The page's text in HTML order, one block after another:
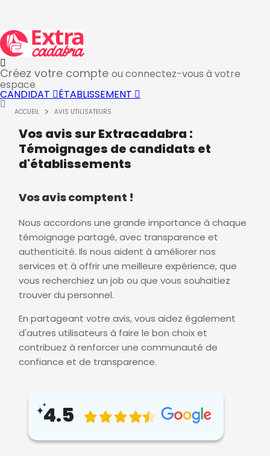
Créez votre compte ou connectez-vous à votre
espace
CANDIDAT ÉTABLISSEMENT
ACCUEIL AVIS UTILISATEURS
Vos avis sur Extracadabra :
Témoignages de candidats et
d'établissements
Vos avis comptent !
Nous accordons une grande importance à chaque
témoignage partagé, avec transparence et
authenticité. Ils nous aident à améliorer nos
services et à offrir une meilleure expérience, que
vous recherchiez un job ou que vous souhaitiez
trouver du personnel.
En partageant votre avis, vous aidez également
d'autres utilisateurs à faire le bon choix et
contribuez à renforcer une communauté de
confiance et de transparence.
4.5